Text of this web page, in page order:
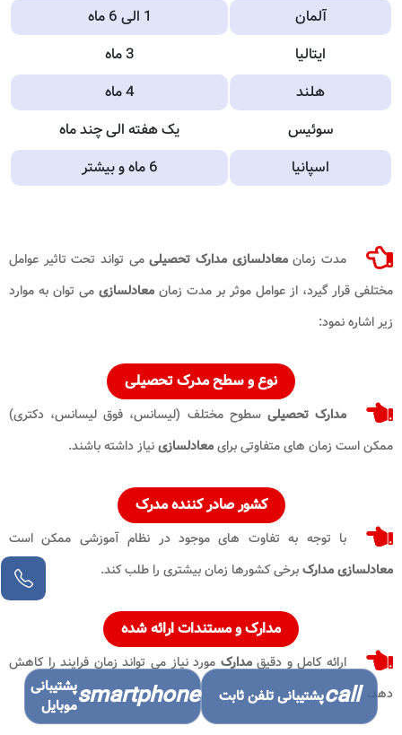
آلمان
1 الی 6 ماه
ایتالیا
3 ماه
هلند
4 ماه
سوئیس
یک هفته الی چند ماه
اسپانیا
6 ماه و بیشتر
مدت زمانمعادلسازی مدارک تحصیلیمی تواند تحت تاثیر عوامل
مختلفی قرار گیرد، از عوامل موثر بر مدت زمان معادلسازی می توان به موارد
زیر اشاره نمود:
نوع و سطح مدرک تحصیلی
مدارک تحصیلی سطوح مختلف (لیسانس، فوق لیسانس، دکتری)
ممکن است زمان های متفاوتی برایمعادلسازینیاز داشته باشند.
کشور صادر کننده مدرک
با توجه به تفاوت های موجود در نظام آموزشی ممکن است
معادلسازی مدارکبرخی کشورها زمان بیشتری را طلب کند.
مدارکو مستندات ارائه شده
ارائه کامل و دقیقمدارک مورد نیاز می تواند زمان فرایند را کاهش
دهد.
callپشتیبانی تلفن ثابت smartphoneپشتیبانی
موبایل